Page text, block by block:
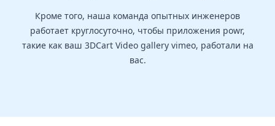
Кроме того, наша команда опытных инженеров
работает круглосуточно, чтобы приложения powr,
такие как ваш 3DCart Video gallery vimeo, работали на
вас.